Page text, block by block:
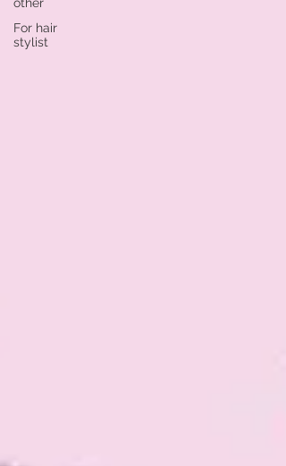
For hair
stylist